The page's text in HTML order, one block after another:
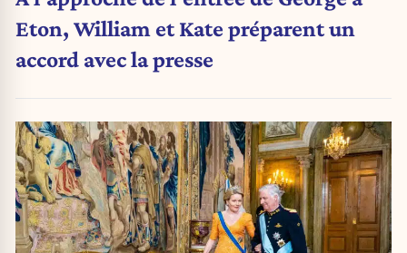
Eton, William et Kate préparent un
accord avec la presse